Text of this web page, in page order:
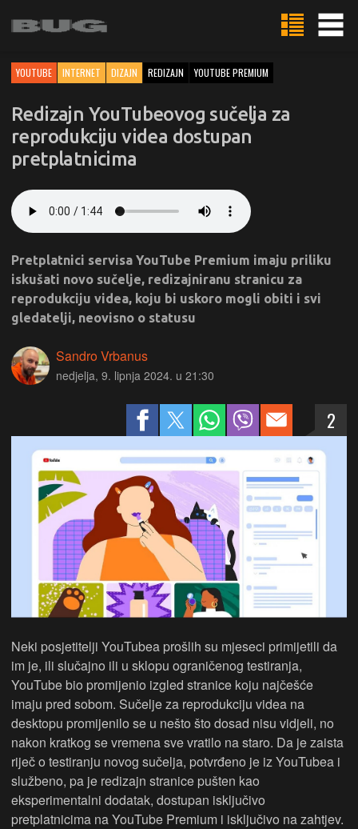
YOUTUBE INTERNET DIZAJN REDIZAJN YOUTUBE PREMIUM
Redizajn YouTubeovog sučelja za
reprodukciju videa dostupan
pretplatnicima
Pretplatnici servisa YouTube Premium imaju priliku
iskušati novo sučelje, redizajniranu stranicu za
reprodukciju videa, koju bi uskoro mogli obiti i svi
gledatelji, neovisno o statusu
Sandro Vrbanus
nedjelja, 9. lipnja 2024. u 21:30
2
Neki posjetitelji YouTubea prošlih su mjeseci primijetili da
im je, ili slučajno ili u sklopu ograničenog testiranja,
YouTube bio promijenio izgled stranice koju najčešće
imaju pred sobom. Sučelje za reprodukciju videa na
desktopu promijenilo se u nešto što dosad nisu vidjeli, no
nakon kratkog se vremena sve vratilo na staro. Da je zaista
riječ o testiranju novog sučelja, potvrđeno je iz YouTubea i
službeno, pa je redizajn stranice pušten kao
eksperimentalni dodatak, dostupan isključivo
pretplatnicima na YouTube Premium i isključivo na zahtjev.